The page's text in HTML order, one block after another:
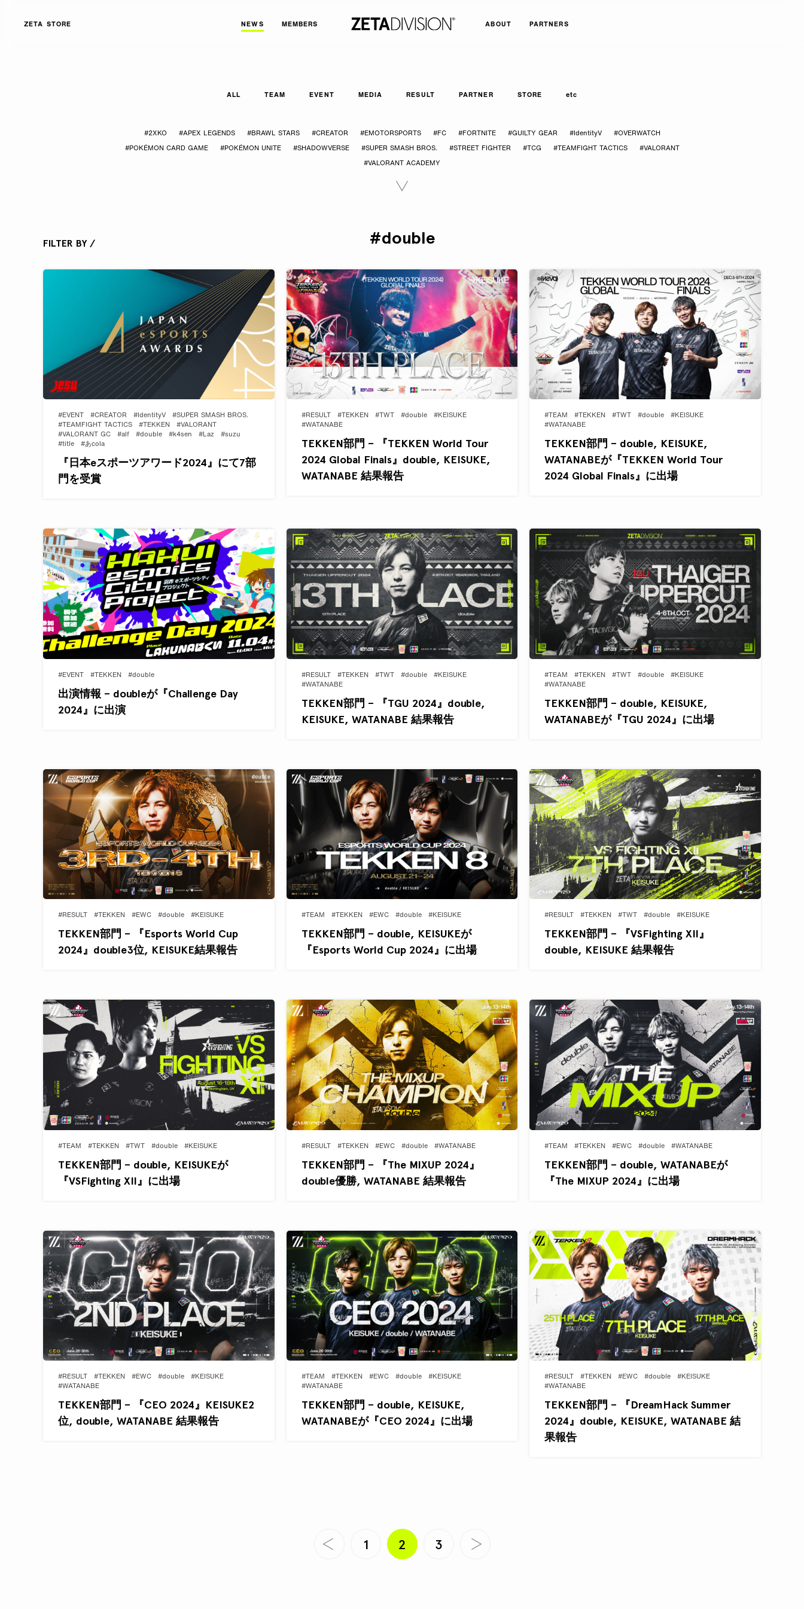
NEWS MEMBERS ABOUT PARTNERS
ZETA STORE
ALL TEAM EVENT MEDIA RESULT PARTNER STORE etc
#2XKO #APEX LEGENDS #BRAWL STARS #CREATOR #EMOTORSPORTS #FC #FORTNITE #GUILTY GEAR #IdentityV #OVERWATCH
#POKÉMON CARD GAME #POKÉMON UNITE #SHADOWVERSE #SUPER SMASH BROS. #STREET FIGHTER #TCG #TEAMFIGHT TACTICS #VALORANT
#VALORANT ACADEMY
FILTER BY / #double
#EVENT #CREATOR #IdentityV
#SUPER SMASH BROS.
#TEAMFIGHT TACTICS
#TEKKEN
#VALORANT
#VALORANT GC
#alf #double #k4sen #Laz
#suzu
#title
#あcola
『日本eスポーツアワード2024』にて7部
門を受賞
#RESULT #TEKKEN #TWT #double
#KEISUKE
#WATANABE
TEKKEN部門 – 『TEKKEN World Tour
2024 Global Finals』double, KEISUKE,
WATANABE 結果報告
#TEAM #TEKKEN #TWT #double
#KEISUKE
#WATANABE
TEKKEN部門 – double, KEISUKE,
WATANABEが『TEKKEN World Tour
2024 Global Finals』に出場
#EVENT #TEKKEN #double
出演情報 – doubleが『Challenge Day
2024』に出演
#RESULT #TEKKEN #TWT #double
#KEISUKE
#WATANABE
TEKKEN部門 – 『TGU 2024』double,
KEISUKE, WATANABE 結果報告
#TEAM #TEKKEN #TWT #double
#KEISUKE
#WATANABE
TEKKEN部門 – double, KEISUKE,
WATANABEが『TGU 2024』に出場
#RESULT #TEKKEN #EWC #double #KEISUKE
TEKKEN部門 – 『Esports World Cup
2024』double3位, KEISUKE結果報告
#TEAM #TEKKEN #EWC #double #KEISUKE
TEKKEN部門 – double, KEISUKEが
『Esports World Cup 2024』に出場
#RESULT #TEKKEN #TWT #double #KEISUKE
TEKKEN部門 – 『VSFighting XII』
double, KEISUKE 結果報告
#TEAM #TEKKEN #TWT #double #KEISUKE
TEKKEN部門 – double, KEISUKEが
『VSFighting XII』に出場
#RESULT #TEKKEN #EWC #double #WATANABE
TEKKEN部門 – 『The MIXUP 2024』
double優勝, WATANABE 結果報告
#TEAM #TEKKEN #EWC #double #WATANABE
TEKKEN部門 – double, WATANABEが
『The MIXUP 2024』に出場
#RESULT #TEKKEN #EWC #double
#KEISUKE
#WATANABE
TEKKEN部門 – 『CEO 2024』KEISUKE2
位, double, WATANABE 結果報告
#TEAM #TEKKEN #EWC #double
#KEISUKE
#WATANABE
TEKKEN部門 – double, KEISUKE,
WATANABEが『CEO 2024』に出場
#RESULT #TEKKEN #EWC #double
#KEISUKE
#WATANABE
TEKKEN部門 – 『DreamHack Summer
2024』double, KEISUKE, WATANABE 結
果報告
1 2 3